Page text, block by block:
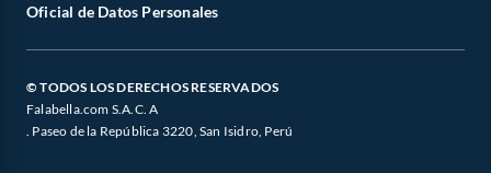
Oficial de Datos Personales
© TODOS LOS DERECHOS RESERVADOS
Falabella.com S.A.C. A
. Paseo de la República 3220, San Isidro, Perú